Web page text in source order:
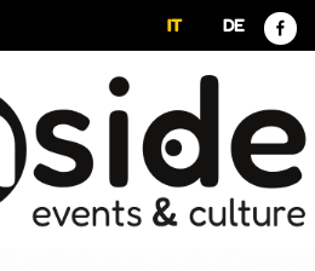
IT DE